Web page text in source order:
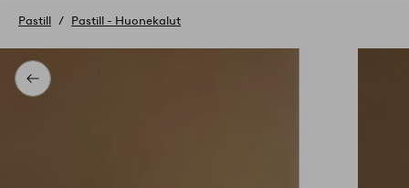
aloitussivulle
Takaisin
Pastill Pastill - Huonekalut